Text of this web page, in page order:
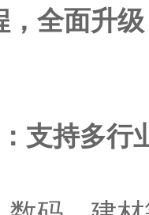
全面升级
支持多行